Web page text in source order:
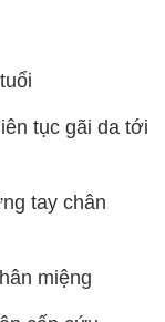
tục gãi da tới
tay chân
miệng